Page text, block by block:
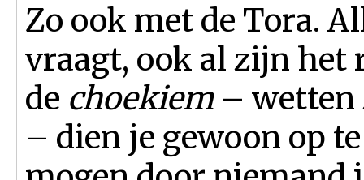
Zo ook met de Tora.
vraagt, ook al zijn het
de choekiem– wetten
– dien je gewoon op